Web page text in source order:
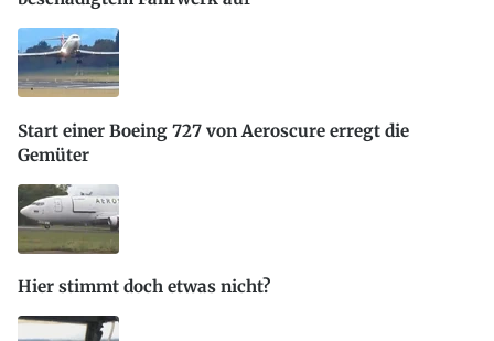
Start einer Boeing 727 von Aeroscure erregt die
Gemüter
Hier stimmt doch etwas nicht?